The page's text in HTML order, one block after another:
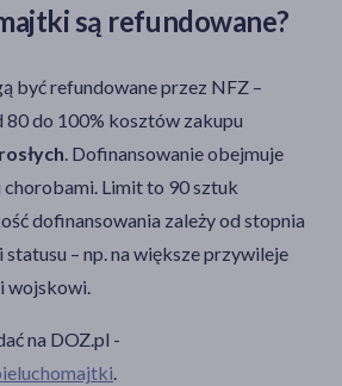
są refundowane?
być refundowane przez NFZ –
do 100% kosztów zakupu
. Dofinansowanie obejmuje
Limit to 90 sztuk
dofinansowania zależy od stopnia
statusu – np. na większe przywileje
wojskowi.
na DOZ.pl -
.